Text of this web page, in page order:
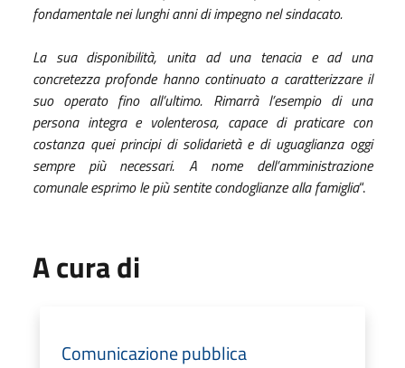
fondamentale nei lunghi anni di impegno nel sindacato.
La sua disponibilità, unita ad una tenacia e ad una
concretezza profonde hanno continuato a caratterizzare il
suo operato fino all’ultimo. Rimarrà l’esempio di una
persona integra e volenterosa, capace di praticare con
costanza quei principi di solidarietà e di uguaglianza oggi
sempre più necessari. A nome dell’amministrazione
comunale esprimo le più sentite condoglianze alla famiglia“.
A cura di
Comunicazione pubblica